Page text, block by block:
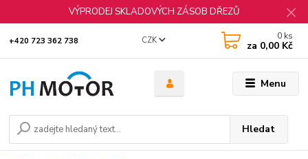
VÝPRODEJ SKLADOVÝCH ZÁSOB DŘEZŮ
Menu
CZK
Hledat
+420 723 362 738 0 ks
za 0,00 Kč